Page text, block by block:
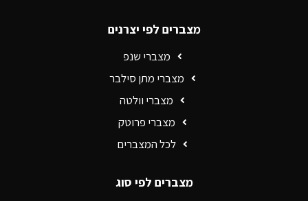
מצברים לפי יצרנים
מצברי שנפ
מצברי מתן סילבר
מצברי וולטה
מצברי פרוטק
לכל המצברים
מצברים לפי סוג